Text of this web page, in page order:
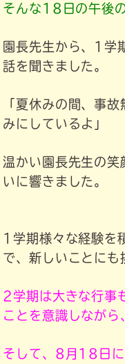
そんな18日の午後
園長先生から、1学
話を聞きました。
「夏休みの間、事
みにしているよ」
温かい園長先生の笑
いに響きました。
1学期様々な経験を
で、新しいことにも
2学期は大きな行事
ことを意識しながら
そして、8月18日に